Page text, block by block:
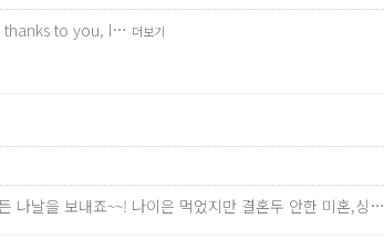
thanks to you, I… 더보기
나날을 보내죠~~! 나이은 먹었지만 결혼두 안한 미혼,싱…